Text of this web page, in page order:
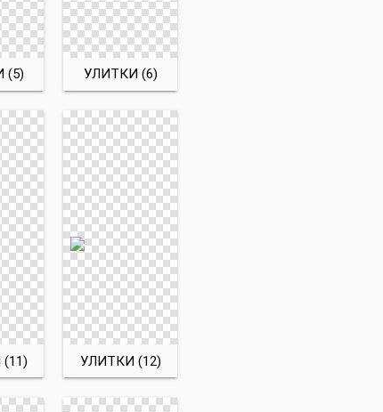
(5) УЛИТКИ (6)
УЛИТКИ (12)